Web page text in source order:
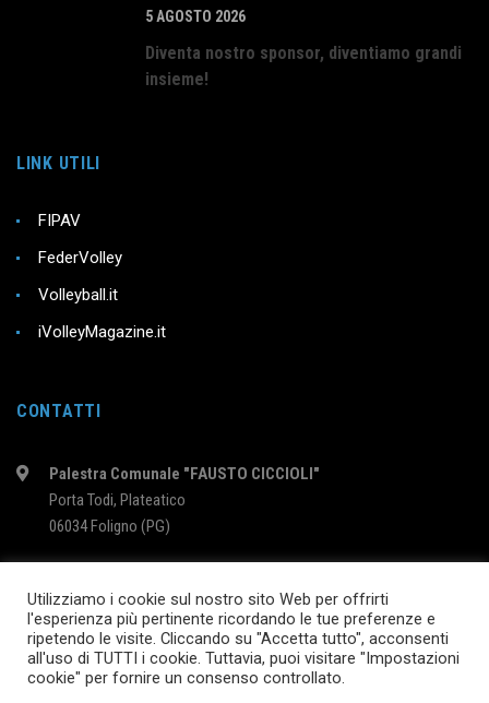
5 AGOSTO 2026
Diventa nostro sponsor, diventiamo grandi
insieme!
LINK UTILI
FIPAV
FederVolley
Volleyball.it
iVolleyMagazine.it
CONTATTI
Palestra Comunale "FAUSTO CICCIOLI"
Porta Todi, Plateatico
06034 Foligno (PG)
2024 © InterVolleyFoligno.it | P.I. 02895760540
SEGUICI SU
Utilizziamo i cookie sul nostro sito Web per offrirti
l'esperienza più pertinente ricordando le tue preferenze e
ripetendo le visite. Cliccando su "Accetta tutto", acconsenti
all'uso di TUTTI i cookie. Tuttavia, puoi visitare "Impostazioni
cookie" per fornire un consenso controllato.